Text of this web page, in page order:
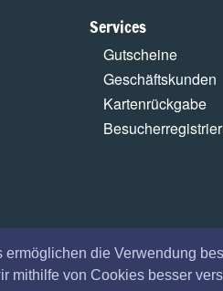
die Verwendung
mithilfe von Cookies besser
Services
Gutscheine
Geschäftskunden
Kartenrückgabe